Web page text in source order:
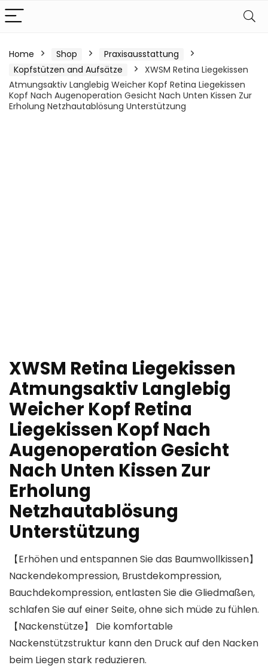
Home Shop
Praxisausstattung
Kopfstützen and Aufsätze
XWSM Retina Liegekissen
Atmungsaktiv Langlebig Weicher Kopf Retina Liegekissen
Kopf Nach Augenoperation Gesicht Nach Unten Kissen Zur
Erholung Netzhautablösung Unterstützung
XWSM Retina Liegekissen
Atmungsaktiv Langlebig
Weicher Kopf Retina
Liegekissen Kopf Nach
Augenoperation Gesicht
Nach Unten Kissen Zur
Erholung
Netzhautablösung
Unterstützung
【Erhöhen und entspannen Sie das Baumwollkissen】
Nackendekompression, Brustdekompression,
Bauchdekompression, entlasten Sie die Gliedmaßen,
schlafen Sie auf einer Seite, ohne sich müde zu fühlen.
【Nackenstütze】 Die komfortable
Nackenstützstruktur kann den Druck auf den Nacken
beim Liegen stark reduzieren.